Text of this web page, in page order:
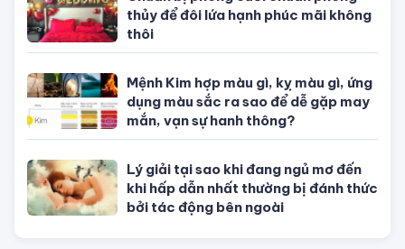
Tử vi tuổi Mùi
Tử vi tuổi Thân
Tử vi tuổi Tuất
Tử vi tuổi Hợi
TIN NỔI BẬT
Con số may mắn hôm nay theo 12